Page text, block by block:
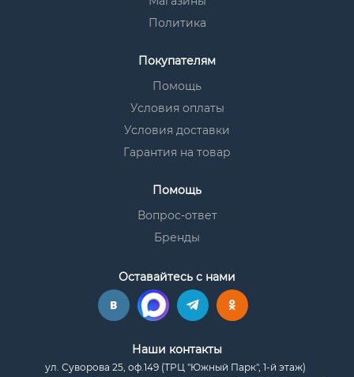
Политика
Покупателям
Помощь
Условия оплаты
Условия доставки
Гарантия на товар
Помощь
Вопрос-ответ
Бренды
Оставайтесь с нами
Наши контакты
ул. Суворова 25, оф.149 (ТРЦ "Южный Парк", 1-й этаж)